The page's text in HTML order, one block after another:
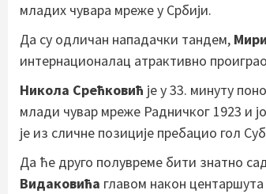
младих чувара мреже у Србији.
Да су одличан нападачки тандем,
интернационалац атрактивно
Никола Срећковић је у 33. минуту
млади чувар мреже Радничког 1923 и
је из сличне позиције пребацио гол
Да ће друго полувреме бити знатно
Видаковића главом након центаршута